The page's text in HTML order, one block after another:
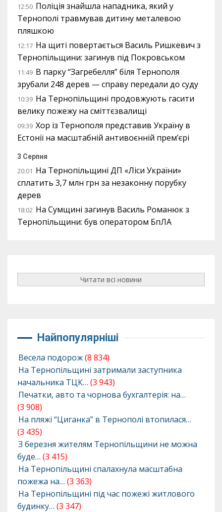
12:50 Поліція знайшла нападника, який у
Тернополі травмував дитину металевою
пляшкою
12:17 На щиті повертається Василь Ришкевич з
Тернопільщини: загинув під Покровськом
11:49 В парку “Загребелля” біля Тернополя
зрубали 248 дерев — справу передали до суду
10:39 На Тернопільщині продовжують гасити
велику пожежу на сміттєзвалищі
09:39 Хор із Тернополя представив Україну в
Естонії на масштабній антивоєнній прем’єрі
3 Серпня
20:01 На Тернопільщині ДП «Ліси України»
сплатить 3,7 млн грн за незаконну порубку
дерев
18:02 На Сумщині загинув Василь Романюк з
Тернопільщини: був оператором БпЛА
Читати всі новини
Найпопулярніші
Весела подорож(8 834)
На Тернопільщині затримали заступника
начальника ТЦК… (3 943)
Печатки, авто та чорнова бухгалтерія: на…
(3 908)
На пляжі “Циганка” в Тернополі втопилася…
(3 435)
З березня жителям Тернопільщини не можна
буде… (3 415)
На Тернопільщині спалахнула масштабна
пожежа на… (3 363)
На Тернопільщині під час пожежі житлового
будинку… (3 347)